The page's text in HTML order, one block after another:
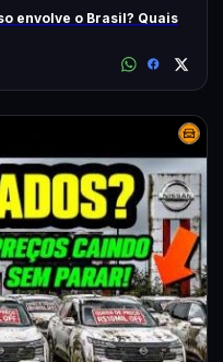
envolve o Brasil? Quais